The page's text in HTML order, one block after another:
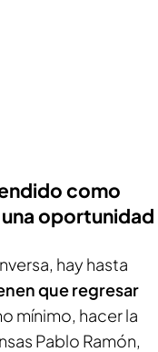
como
oportunidad
hay hasta
que regresar
mínimo, hacer la
Pablo Ramón,